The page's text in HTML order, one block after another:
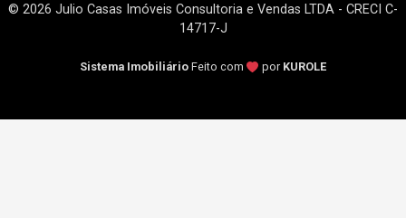
© 2026 Julio Casas Imóveis Consultoria e Vendas LTDA - CRECI C-
14717-J
Sistema Imobiliário Feito com por KUROLE